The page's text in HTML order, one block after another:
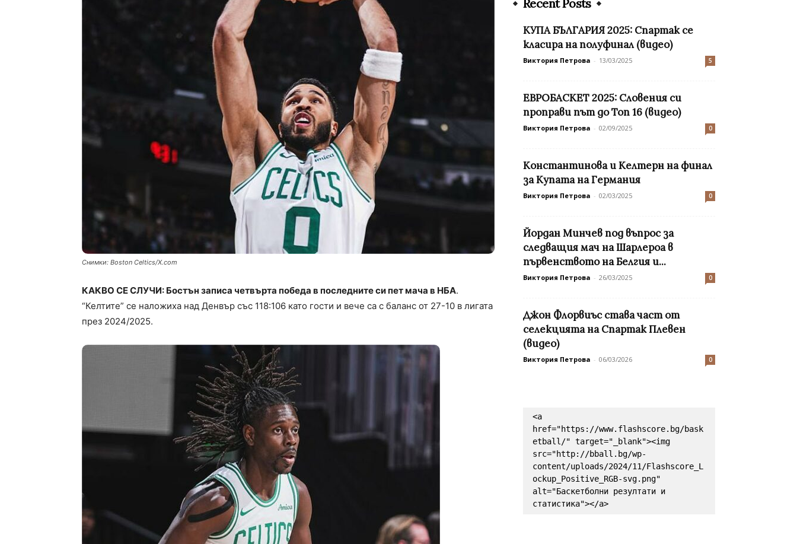
Снимки: Boston Celtics/X.com
КАКВО СЕ СЛУЧИ: Бостън записа четвърта победа в последните си пет мача в НБА.
“Келтите” се наложиха над Денвър със 118:106 като гости и вече са с баланс от 27-10 в лигата
през 2024/2025.
Recent Posts
КУПА БЪЛГАРИЯ 2025: Спартак се
класира на полуфинал (видео)
Виктория Петрова - 13/03/2025 5
ЕВРОБАСКЕТ 2025: Словения си
проправи път до Топ 16 (видео)
Виктория Петрова - 02/09/2025 0
Константинова и Келтерн на финал
за Купата на Германия
Виктория Петрова - 02/03/2025 0
Йордан Минчев под въпрос за
следващия мач на Шарлероа в
първенството на Белгия и...
Виктория Петрова - 26/03/2025 0
Джон Флорвиъс става част от
селекцията на Спартак Плевен
(видео)
Виктория Петрова - 06/03/2026 0
<a
href="https://www.flashscore.bg/bask
etball/" target="_blank"><img
src="http://bball.bg/wp-
content/uploads/2024/11/Flashscore_L
ockup_Positive_RGB-svg.png"
alt="Баскетболни резултати и
статистика"></a>